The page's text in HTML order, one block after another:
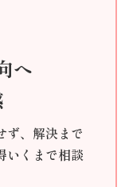
へ
ず、解決まで
いくまで相談